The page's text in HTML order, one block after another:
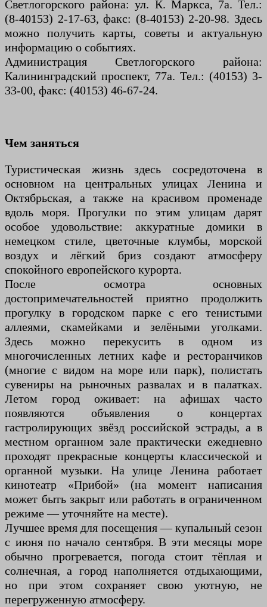
Светлогорского района: ул. К. Маркса, 7а. Тел.:
(8-40153) 2-17-63, факс: (8-40153) 2-20-98. Здесь
можно получить карты, советы и актуальную
информацию о событиях.
Администрация Светлогорского района:
Калининградский проспект, 77а. Тел.: (40153) 3-
33-00, факс: (40153) 46-67-24.
Чем заняться
Туристическая жизнь здесь сосредоточена в
основном на центральных улицах Ленина и
Октябрьская, а также на красивом променаде
вдоль моря. Прогулки по этим улицам дарят
особое удовольствие: аккуратные домики в
немецком стиле, цветочные клумбы, морской
воздух и лёгкий бриз создают атмосферу
спокойного европейского курорта.
После осмотра основных
достопримечательностей приятно продолжить
прогулку в городском парке с его тенистыми
аллеями, скамейками и зелёными уголками.
Здесь можно перекусить в одном из
многочисленных летних кафе и ресторанчиков
(многие с видом на море или парк), полистать
сувениры на рыночных развалах и в палатках.
Летом город оживает: на афишах часто
появляются объявления о концертах
гастролирующих звёзд российской эстрады, а в
местном органном зале практически ежедневно
проходят прекрасные концерты классической и
органной музыки. На улице Ленина работает
кинотеатр «Прибой» (на момент написания
может быть закрыт или работать в ограниченном
режиме — уточняйте на месте).
Лучшее время для посещения — купальный сезон
с июня по начало сентября. В эти месяцы море
обычно прогревается, погода стоит тёплая и
солнечная, а город наполняется отдыхающими,
но при этом сохраняет свою уютную, не
перегруженную атмосферу.